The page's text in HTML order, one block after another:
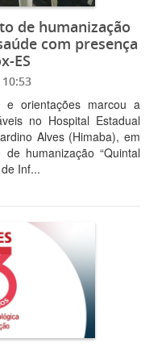
de humanização
com presença
ES
orientações marcou a
no Hospital Estadual
Alves (Himaba), em
humanização “Quintal
Inf...